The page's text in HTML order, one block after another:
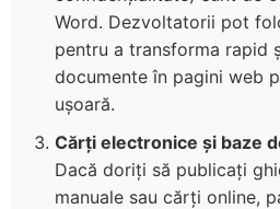
Word. Dezvoltatorii pot
pentru a transforma rapid
documente în pagini web
ușoară.
Cărți electronice și baze
Dacă doriți să publicați
manuale sau cărți online,